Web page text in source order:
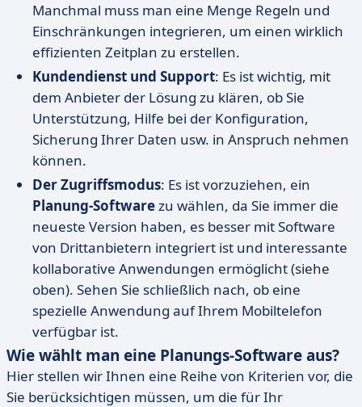
Manchmal muss man eine Menge Regeln und
Einschränkungen integrieren, um einen wirklich
effizienten Zeitplan zu erstellen.
Kundendienst und Support: Es ist wichtig, mit
dem Anbieter der Lösung zu klären, ob Sie
Unterstützung, Hilfe bei der Konfiguration,
Sicherung Ihrer Daten usw. in Anspruch nehmen
können.
Der Zugriffsmodus: Es ist vorzuziehen, ein
Planung-Softwarezu wählen, da Sie immer die
neueste Version haben, es besser mit Software
von Drittanbietern integriert ist und interessante
kollaborative Anwendungen ermöglicht (siehe
oben). Sehen Sie schließlich nach, ob eine
spezielle Anwendung auf Ihrem Mobiltelefon
verfügbar ist.
Wie wählt man eine Planungs-Software aus?
Hier stellen wir Ihnen eine Reihe von Kriterien vor, die
Sie berücksichtigen müssen, um die für Ihr